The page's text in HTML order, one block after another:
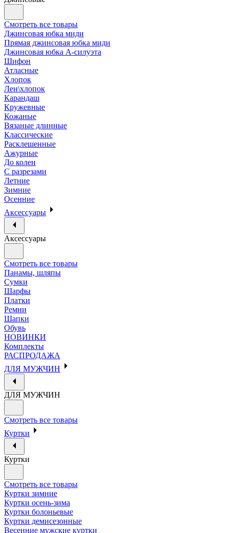
Смотреть все товары
Джинсовая юбка миди
Прямая джинсовая юбка миди
Джинсовая юбка А-силуэта
Шифон
Атласные
Хлопок
Лен\хлопок
Карандаш
Кружевные
Кожаные
Вязаные длинные
Классические
Расклешенные
Ажурные
До колен
С разрезами
Летние
Зимние
Осенние
Аксессуары
Аксессуары
Смотреть все товары
Панамы, шляпы
Сумки
Шарфы
Платки
Ремни
Шапки
Обувь
НОВИНКИ
Комплекты
РАСПРОДАЖА
ДЛЯ МУЖЧИН
ДЛЯ МУЖЧИН
Смотреть все товары
Куртки
Куртки
Смотреть все товары
Куртки зимние
Куртки осень-зима
Куртки болоньевые
Куртки демисезонные
Весенние мужские куртки